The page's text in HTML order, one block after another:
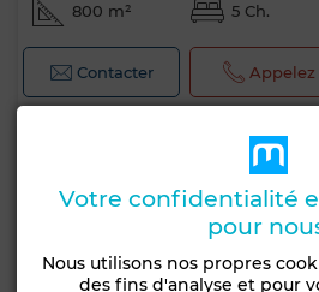
800 m² 5 Ch.
Contacter Appelez
Votre confidentialité
pour
Nous utilisons nos propres
des fins d'analyse et pour